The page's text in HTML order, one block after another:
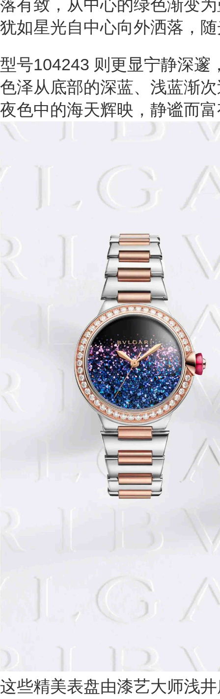
落有致，从中心的绿色渐变
犹如星光自中心向外洒落，
型号104243 则更显宁静深邃
色泽从底部的深蓝、浅蓝渐
夜色中的海天辉映，静谧而
这些精美表盘由漆艺大师浅